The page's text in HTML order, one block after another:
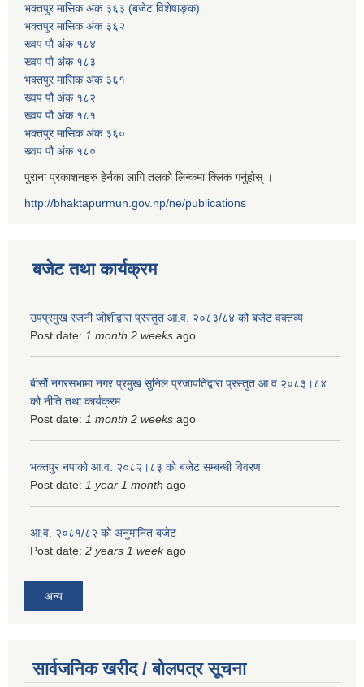
भक्तपुर मासिक अंक ३६३ (बजेट विशेषाङ्क)
भक्तपुर मासिक अंक ३६२
ख्वप पौ अंक १८४
ख्वप पौ अंक १८३
भक्तपुर मासिक अंक ३६१
ख्वप पौ अंक १८२
ख्वप पौ अंक १८१
भक्तपुर मासिक अंक ३६०
ख्वप पौ अंक १८०
पुराना प्रकाशनहरु हेर्नका लागि तलको लिन्कमा क्लिक गर्नुहोस् ।
http://bhaktapurmun.gov.np/ne/publications
बजेट तथा कार्यक्रम
उपप्रमुख रजनी जोशीद्वारा प्रस्तुत आ.व. २०८३/८४ को बजेट वक्तव्य
Post date: 1 month 2 weeks ago
बीसौं नगरसभामा नगर प्रमुख सुनिल प्रजापतिद्वारा प्रस्तुत आ.व‍ २०८३।८४
को नीति तथा कार्यक्रम
Post date: 1 month 2 weeks ago
भक्तपुर नपाको आ.व. २०८२।८३ को बजेट सम्बन्धी विवरण
Post date: 1 year 1 month ago
आ.व. २०८१/८२ को अनुमानित बजेट
Post date: 2 years 1 weekago
अन्य
सार्वजनिक खरीद / बोलपत्र सूचना